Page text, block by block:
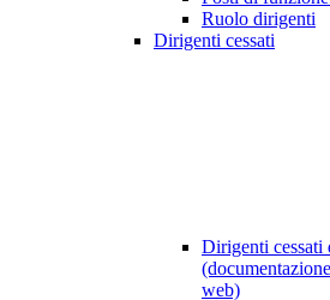
Ruolo dirigenti
Dirigenti cessati
Dirigenti cessati
web)